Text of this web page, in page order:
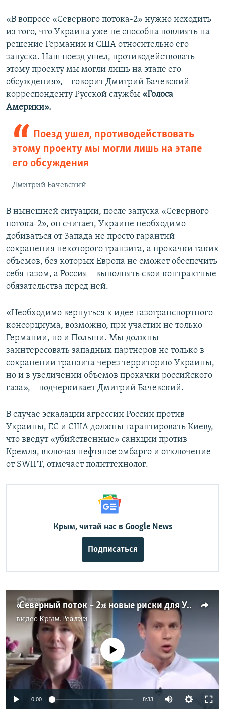
«В вопросе «Северного потока-2» нужно исходить
из того, что Украина уже не способна повлиять на
решение Германии и США относительно его
запуска. Наш поезд ушел, противодействовать
этому проекту мы могли лишь на этапе его
обсуждения», – говорит Дмитрий Бачевский
корреспонденту Русской службы «Голоса
Америки».
Поезд ушел, противодействовать
этому проекту мы могли лишь на этапе
его обсуждения
Дмитрий Бачевский
В нынешней ситуации, после запуска «Северного
потока-2», он считает, Украине необходимо
добиваться от Запада не просто гарантий
сохранения некоторого транзита, а прокачки таких
объемов, без которых Европа не сможет обеспечить
себя газом, а Россия – выполнять свои контрактные
обязательства перед ней.
«Необходимо вернуться к идее газотранспортного
консорциума, возможно, при участии не только
Германии, но и Польши. Мы должны
заинтересовать западных партнеров не только в
сохранении транзита через территорию Украины,
но и в увеличении объемов прокачки российского
газа», – подчеркивает Дмитрий Бачевский.
В случае эскалации агрессии России против
Украины, ЕС и США должны гарантировать Киеву,
что введут «убийственные» санкции против
Кремля, включая нефтяное эмбарго и отключение
от SWIFT, отмечает политтехнолог.
Крым, читай нас в Google News
Подписаться
«Северный поток – 2»: новые риски для Украины (видео)
видеоКрым.Реалии
No media source currently available
0:00 8:33